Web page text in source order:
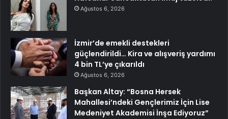
Ağustos 6, 2026
İzmir’de emekli destekleri
güçlendirildi… Kira ve alışveriş yardımı
4 bin TL’ye çıkarıldı
Ağustos 6, 2026
Başkan Altay: “Bosna Hersek
Mahallesi’ndeki Gençlerimiz İçin Lise
Medeniyet Akademisi İnşa Ediyoruz”